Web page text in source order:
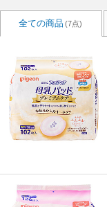
全ての商品 (7点)